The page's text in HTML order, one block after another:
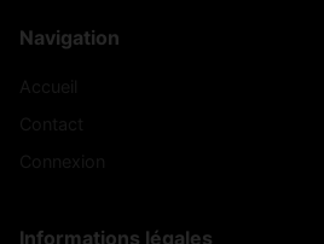
Navigation
Informations légales